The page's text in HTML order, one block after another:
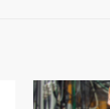
Image